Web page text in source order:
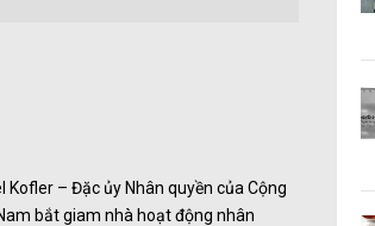
– Đặc ủy Nhân quyền của Cộng
bắt giam nhà hoạt động nhân